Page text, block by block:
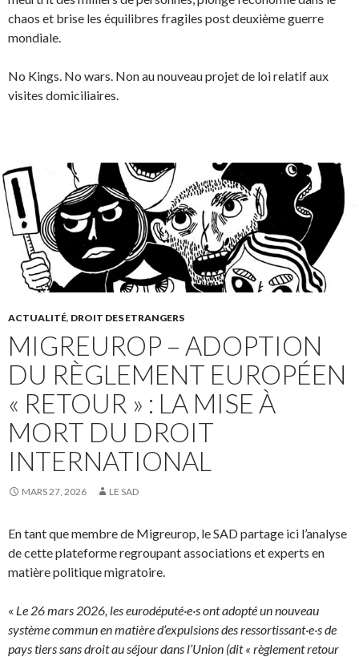
chaos et brise les équilibres fragiles post deuxième guerre
mondiale.
No Kings. No wars. Non au nouveau projet de loi relatif aux
visites domiciliaires.
ACTUALITÉ, DROIT DES ETRANGERS
MIGREUROP – ADOPTION
DU RÈGLEMENT EUROPÉEN
« RETOUR » : LA MISE À
MORT DU DROIT
INTERNATIONAL
MARS 27, 2026 LE SAD
En tant que membre de Migreurop, le SAD partage ici l’analyse
de cette plateforme regroupant associations et experts en
matière politique migratoire.
« Le 26 mars 2026, les eurodéputé·e·s ont adopté un nouveau
système commun en matière d’expulsions des ressortissant·e·s de
pays tiers sans droit au séjour dans l’Union (dit « règlement retour